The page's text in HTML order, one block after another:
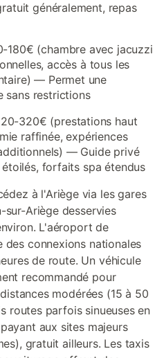
généralement, repas
180€ (chambre avec jacuzzi
accès à tous les
— Permet une
sans restrictions
320€ (prestations haut
raffinée, expériences
— Guide privé
forfaits spa étendus
à l'Ariège via les gares
sur-Ariège desservies
L'aéroport de
des connexions nationales
de route. Un véhicule
recommandé pour
modérées (15 à 50
routes parfois sinueuses en
aux sites majeurs
gratuit ailleurs. Les taxis